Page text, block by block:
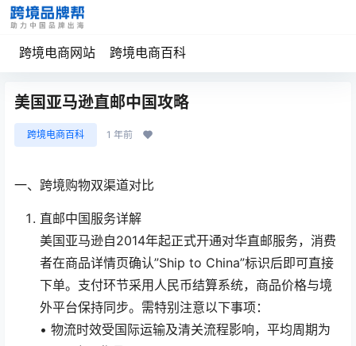
跨境电商网站 跨境电商百科
美国亚马逊直邮中国攻略
跨境电商百科 1 年前
一、跨境购物双渠道对比
直邮中国服务详解
美国亚马逊自2014年起正式开通对华直邮服务，消费
者在商品详情页确认”Ship to China”标识后即可直接
下单。支付环节采用人民币结算系统，商品价格与境
外平台保持同步。需特别注意以下事项：
• 物流时效受国际运输及清关流程影响，平均周期为